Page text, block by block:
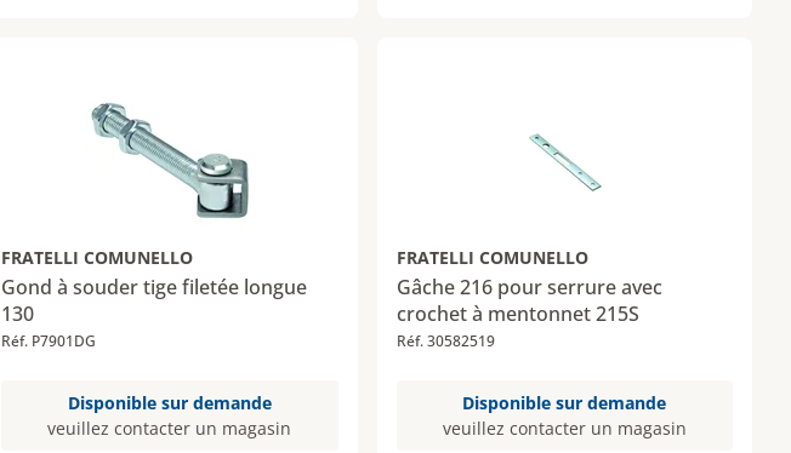
FRATELLI COMUNELLO
Gond à souder tige filetée longue
130
Réf. P7901DG
Disponible sur demande
veuillez contacter un magasin
FRATELLI COMUNELLO
Gâche 216 pour serrure avec
crochet à mentonnet 215S
Réf. 30582519
Disponible sur demande
veuillez contacter un magasin